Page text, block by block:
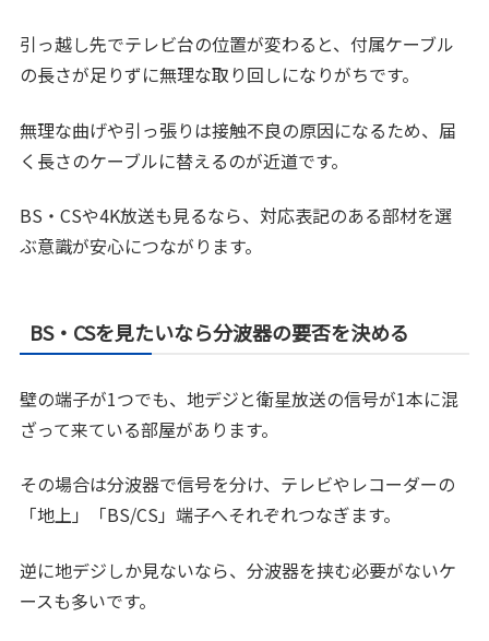
引っ越し先でテレビ台の位置が変わると、付属ケーブル
の長さが足りずに無理な取り回しになりがちです。
無理な曲げや引っ張りは接触不良の原因になるため、届
く長さのケーブルに替えるのが近道です。
BS・CSや4K放送も見るなら、対応表記のある部材を選
ぶ意識が安心につながります。
BS・CSを見たいなら分波器の要否を決める
壁の端子が1つでも、地デジと衛星放送の信号が1本に混
ざって来ている部屋があります。
その場合は分波器で信号を分け、テレビやレコーダーの
「地上」「BS/CS」端子へそれぞれつなぎます。
逆に地デジしか見ないなら、分波器を挟む必要がないケ
ースも多いです。